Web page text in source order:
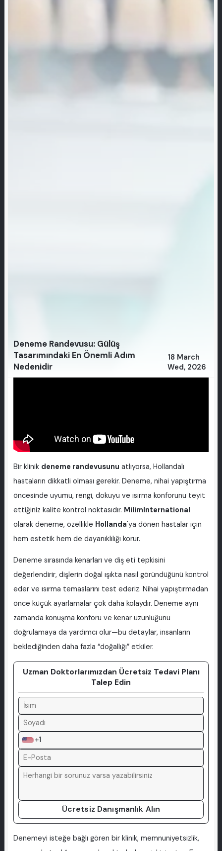
Deneme Randevusu: Gülüş
Tasarımındaki En Önemli Adım
Nedenidir
18 March
Wed, 2026
Bir klinik deneme randevusunu atlıyorsa, Hollandalı
hastaların dikkatli olması gerekir. Deneme, nihai yapıştırma
öncesinde uyumu, rengi, dokuyu ve ısırma konforunu teyit
ettiğiniz kalite kontrol noktasıdır. MilimInternational
olarak deneme, özellikle Hollanda'ya dönen hastalar için
hem estetik hem de dayanıklılığı korur.
Deneme sırasında kenarları ve diş eti tepkisini
değerlendirir, dişlerin doğal ışıkta nasıl göründüğünü kontrol
eder ve ısırma temaslarını test ederiz. Nihai yapıştırmadan
önce küçük ayarlamalar çok daha kolaydır. Deneme aynı
zamanda konuşma konforu ve kenar uzunluğunu
doğrulamaya da yardımcı olur—bu detaylar, insanların
beklediğinden daha fazla “doğallığı” etkiler.
Uzman Doktorlarımızdan Ücretsiz Tedavi Planı
Talep Edin
+1
Ücretsiz Danışmanlık Alın
Denemeyi isteğe bağlı gören bir klinik, memnuniyetsizlik,